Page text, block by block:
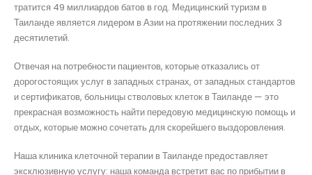
тратится 49 миллиардов батов в год. Медицинский туризм в
Таиланде является лидером в Азии на протяжении последних 3
десятилетий.
Отвечая на потребности пациентов, которые отказались от
дорогостоящих услуг в западных странах, от западных стандартов
и сертификатов, больницы стволовых клеток в Таиланде — это
прекрасная возможность найти передовую медицинскую помощь и
отдых, которые можно сочетать для скорейшего выздоровления.
Наша клиника клеточной терапии в Таиланде предоставляет
эксклюзивную услугу: наша команда встретит вас по прибытии в